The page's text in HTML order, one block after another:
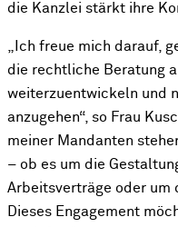
die Kanzlei stärkt ihre
„Ich freue mich darauf,
die rechtliche Beratung
weiterzuentwickeln und
anzugehen“, so Frau
meiner Mandanten
– ob es um die
Arbeitsverträge oder um
Dieses Engagement